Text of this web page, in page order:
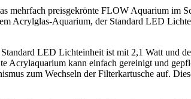
preisgekrönte FLOW Aquarium im
Acrylglas-Aquarium, der Standard LED
LED Lichteinheit ist mit 2,1 Watt und
Acrylaquarium kann einfach gereinigt und
zum Wechseln der Filterkartusche auf.